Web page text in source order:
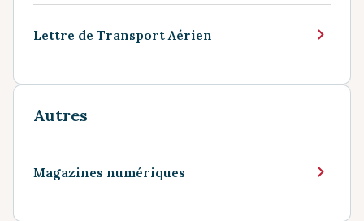
Lettre de Transport Aérien
Autres
Magazines numériques